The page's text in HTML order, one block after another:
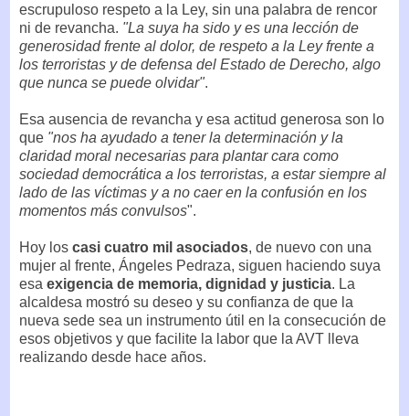
escrupuloso respeto a la Ley, sin una palabra de rencor
ni de revancha. "La suya ha sido y es una lección de
generosidad frente al dolor, de respeto a la Ley frente a
los terroristas y de defensa del Estado de Derecho, algo
que nunca se puede olvidar".
Esa ausencia de revancha y esa actitud generosa son lo
que "nos ha ayudado a tener la determinación y la
claridad moral necesarias para plantar cara como
sociedad democrática a los terroristas, a estar siempre al
lado de las víctimas y a no caer en la confusión en los
momentos más convulsos".
Hoy los casi cuatro mil asociados, de nuevo con una
mujer al frente, Ángeles Pedraza, siguen haciendo suya
esa exigencia de memoria, dignidad y justicia. La
alcaldesa mostró su deseo y su confianza de que la
nueva sede sea un instrumento útil en la consecución de
esos objetivos y que facilite la labor que la AVT lleva
realizando desde hace años.